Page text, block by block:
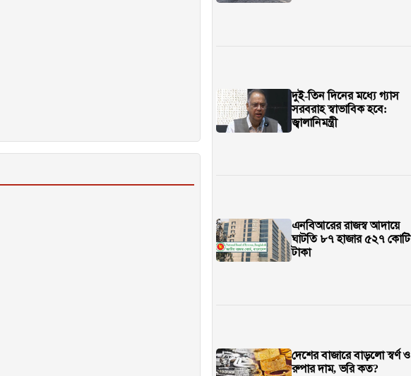
দুই-তিন দিনের মধ্যে গ্যাস
সরবরাহ স্বাভাবিক হবে:
জ্বালানিমন্ত্রী
এনবিআরের রাজস্ব আদায়ে
ঘাটতি ৮৭ হাজার ৫২৭ কোটি
টাকা
দেশের বাজারে বাড়লো স্বর্ণ ও
রুপার দাম, ভরি কত?